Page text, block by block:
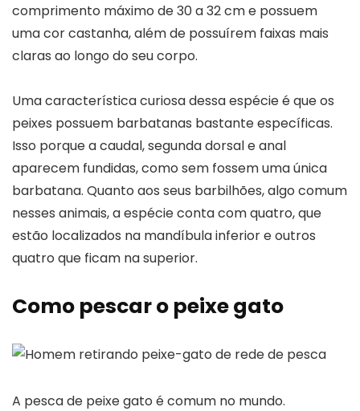
comprimento máximo de 30 a 32 cm e possuem
uma cor castanha, além de possuírem faixas mais
claras ao longo do seu corpo.
Uma característica curiosa dessa espécie é que os
peixes possuem barbatanas bastante específicas.
Isso porque a caudal, segunda dorsal e anal
aparecem fundidas, como sem fossem uma única
barbatana. Quanto aos seus barbilhões, algo comum
nesses animais, a espécie conta com quatro, que
estão localizados na mandíbula inferior e outros
quatro que ficam na superior.
Como pescar o peixe gato
A pesca de peixe gato é comum no mundo.